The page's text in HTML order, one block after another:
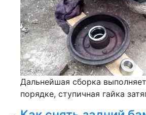
Дальнейшая сборка
порядке, ступичная гайка